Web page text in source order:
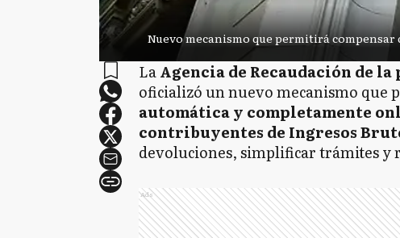
Nuevo mecanismo que permitirá
LaAgencia de Recaudación de
oficializó un nuevo mecanismo que
automática y completamente
contribuyentes de Ingresos
devoluciones, simplificar trámites
Ads